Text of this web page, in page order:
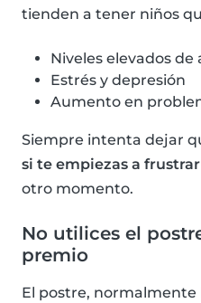
tienden a tener niños
Niveles elevados de
Estrés y depresión
Aumento en
Siempre intenta dejar
si te empiezas a frustrar
otro momento.
No utilices el
premio
El postre,